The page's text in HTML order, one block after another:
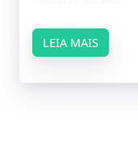
LEIA MAIS